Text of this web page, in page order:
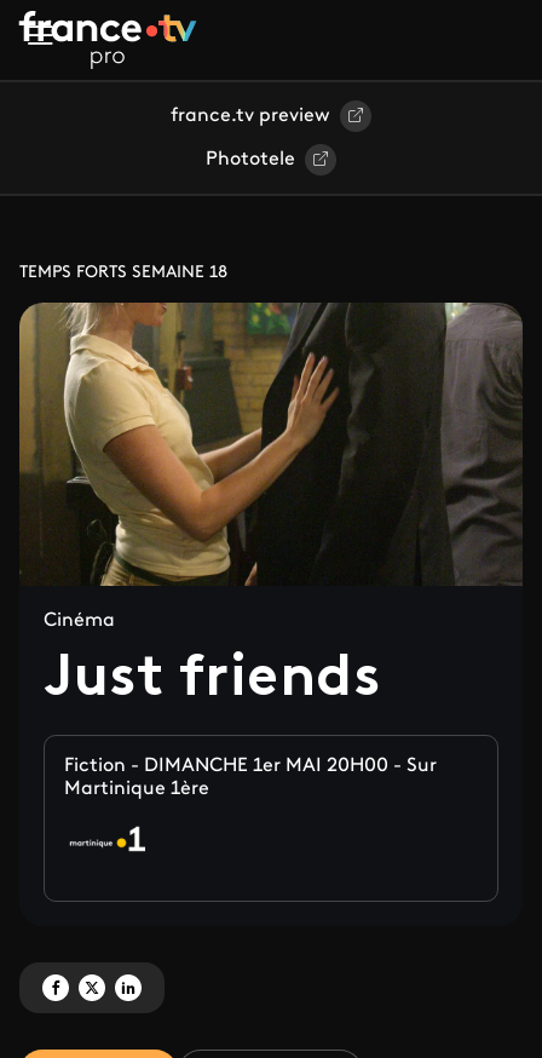
Aller au contenu principal
france.tv preview
Phototele
TEMPS FORTS SEMAINE 18
Cinéma
Just friends
Fiction - DIMANCHE 1er MAI 20H00 - Sur
Martinique 1ère
Partagez 'Just friends' sur Facebook
Partagez 'Just friends' sur X
Partagez 'Just friends' sur LinkedIn